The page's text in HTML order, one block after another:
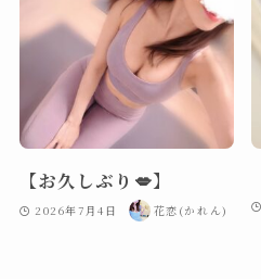
【お久しぶり💋】
2026年7月4日 花恋(かれん)